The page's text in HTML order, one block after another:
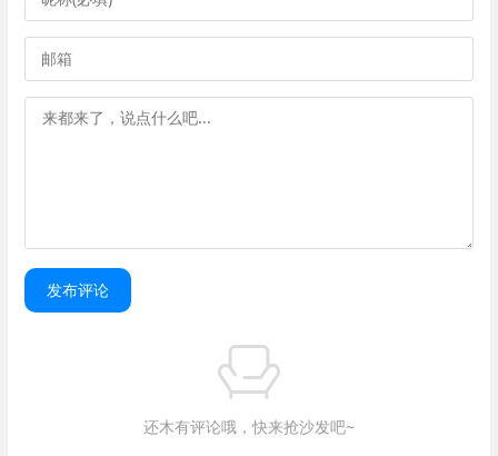
发布评论
还木有评论哦，快来抢沙发吧~